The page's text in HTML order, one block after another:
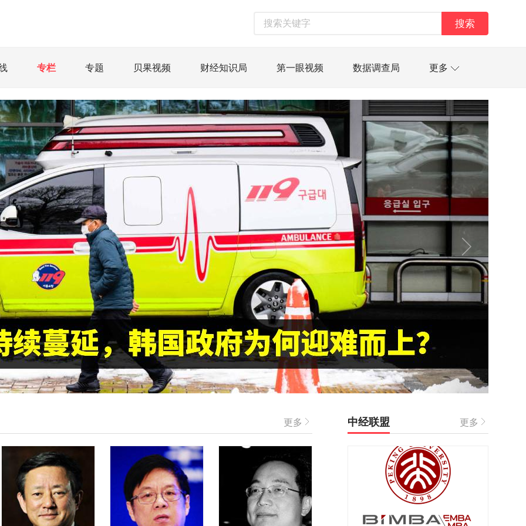
搜索
专栏 专题 贝果视频 财经知识局 第一眼视频 数据调查局 更多
荀瓜问道 商学院 报纸视频 企业面面观 太空星愿航天资讯
经济史话
选
宏观经济 事件 要闻 区域经济 科技 汽车 房地产建材
能源化工
文娱
体育 消费 银行 理财 资本市场 资管 信托交易 保险
金融市场
图说 与老板对话 家族企业 品牌活动 金融科技 数据要素 城投 党建
更多 中经联盟 更多